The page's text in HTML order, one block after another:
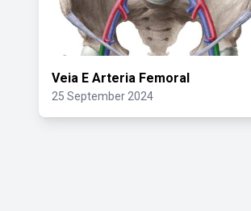
Veia E Arteria Femoral
25 September 2024